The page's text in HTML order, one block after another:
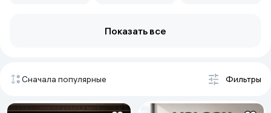
Показать все
Сначала популярные Фильтры